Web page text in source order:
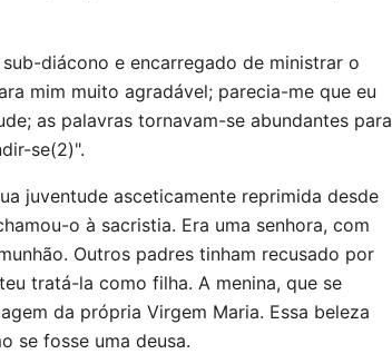
diácono e encarregado de ministrar o
mim muito agradável; parecia-me que eu
as palavras tornavam-se abundantes para
se(2)".
juventude asceticamente reprimida desde
o à sacristia. Era uma senhora, com
Outros padres tinham recusado por
tratá-la como filha. A menina, que se
da própria Virgem Maria. Essa beleza
se fosse uma deusa.